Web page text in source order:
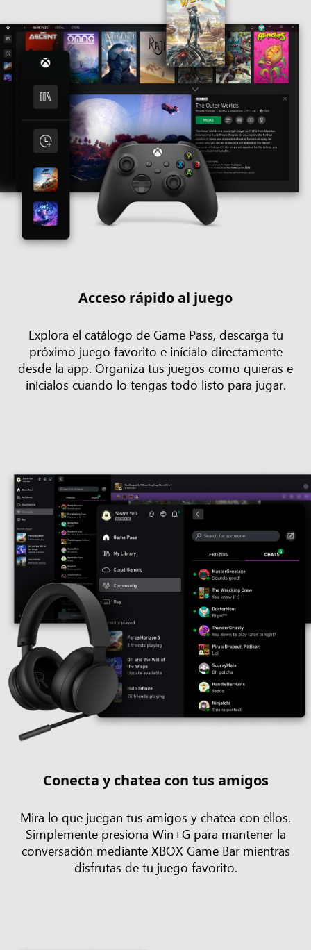
Acceso rápido al juego
Explora el catálogo de Game Pass, descarga tu
próximo juego favorito e inícialo directamente
desde la app. Organiza tus juegos como quieras e
inícialos cuando lo tengas todo listo para jugar.
Conecta y chatea con tus amigos
Mira lo que juegan tus amigos y chatea con ellos.
Simplemente presiona Win+G para mantener la
conversación mediante XBOX Game Bar mientras
disfrutas de tu juego favorito.